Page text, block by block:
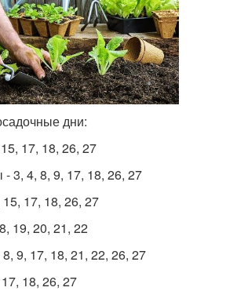
дни:
17, 18, 26, 27
3, 4, 8, 9, 17, 18, 26, 27
17, 18, 26, 27
19, 20, 21, 22
9, 17, 18, 21, 22, 26, 27
18, 26, 27